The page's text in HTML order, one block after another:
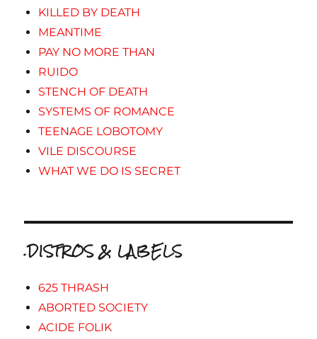
KILLED BY DEATH
MEANTIME
PAY NO MORE THAN
RUIDO
STENCH OF DEATH
SYSTEMS OF ROMANCE
TEENAGE LOBOTOMY
VILE DISCOURSE
WHAT WE DO IS SECRET
.DISTROS & LABELS
625 THRASH
ABORTED SOCIETY
ACIDE FOLIK